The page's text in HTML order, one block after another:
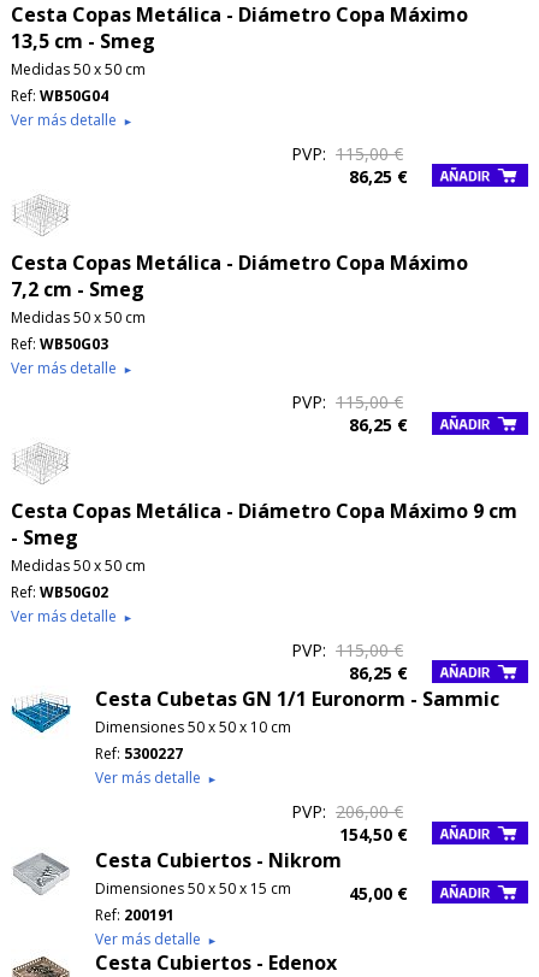
Cesta Copas Metálica - Diámetro Copa Máximo
13,5 cm - Smeg
Medidas 50 x 50 cm
Ref: WB50G04
Ver más detalle ►
PVP: 115,00 €
86,25 €
Cesta Copas Metálica - Diámetro Copa Máximo
7,2 cm - Smeg
Medidas 50 x 50 cm
Ref: WB50G03
Ver más detalle ►
PVP: 115,00 €
86,25 €
Cesta Copas Metálica - Diámetro Copa Máximo 9 cm
- Smeg
Medidas 50 x 50 cm
Ref: WB50G02
Ver más detalle ►
PVP: 115,00 €
86,25 €
Cesta Cubetas GN 1/1 Euronorm - Sammic
Dimensiones 50 x 50 x 10 cm
Ref: 5300227
Ver más detalle ►
PVP: 206,00 €
154,50 €
Cesta Cubiertos - Nikrom
Dimensiones 50 x 50 x 15 cm
Ref: 200191
Ver más detalle ►
45,00 €
Cesta Cubiertos - Edenox